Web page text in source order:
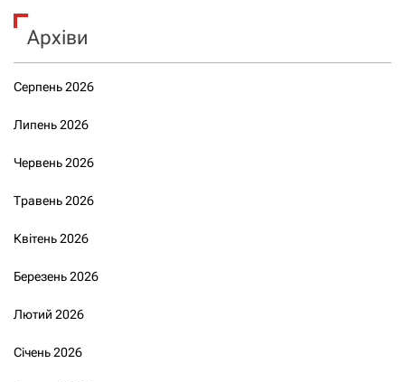
Архіви
Серпень 2026
Липень 2026
Червень 2026
Травень 2026
Квітень 2026
Березень 2026
Лютий 2026
Січень 2026